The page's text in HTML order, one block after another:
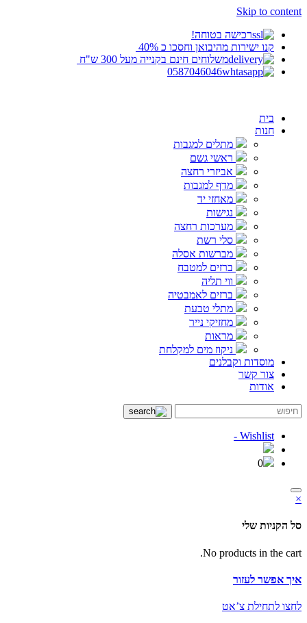
Skip to content
‬רכישה בטוחה!
קנו ישירות מהיבואן וחסכו כ 40%‬ ‬
‬משלוחים חינם בקנייה מעל 300 ש"ח ‬
0587046046
בית
חנות
מתלים למגבות
ראשי גשם
אביזרי רחצה
מדף למגבות
מאחזי יד
נגישות
מערכות רחצה
סלי רשת
מברשות אסלה
ברזים למטבח
ווי תליה
ברזים לאמבטיה
מתלי טבעת
מחזיקי נייר
מראות
ניקוז מים למקלחת
מוסדות וקבלנים
צור קשר
אודות
Wishlist -
0
×
סל הקניות שלי
No products in the cart.
איך אפשר לעזור
לחצו לתחילת צ’אט